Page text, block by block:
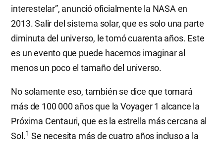
interestelar”, anunció oficialmente la NASA en
2013. Salir del sistema solar, que es solo una parte
diminuta del universo, le tomó cuarenta años. Este
es un evento que puede hacernos imaginar al
menos un poco el tamaño del universo.
No solamente eso, también se dice que tomará
más de 100 000 años que la Voyager 1 alcance la
Próxima Centauri, que es la estrella más cercana al
Sol.1 Se necesita más de cuatro años incluso a la